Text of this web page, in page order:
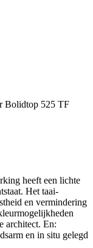
heeft een lichte
Het taai-
en vermindering
architect. En:
en in situ gelegd